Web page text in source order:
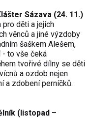
Sázava (24. 11.)
děti a jejich
věnců a jiné výzdoby
šaškem Alešem,
- to vše čeká
tvořivé dílny se děti
a ozdob nejen
a zdobení perníčků.
(listopad –